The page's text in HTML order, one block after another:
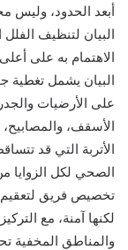
أبعد الحدود، وليس
البيان لتنظيف
الاهتمام به على
البيان يشمل تغطية
على الأرضيات
الأسقف، والمصابيح،
الأتربة التي قد
الصحي لكل الزوايا
تخصيص فريق لتعقيم
لكنها آمنة، مع
والمناطق المخفية